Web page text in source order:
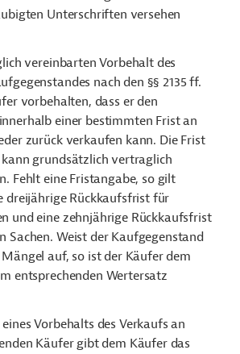
Unterschriften versehen
vereinbarten Vorbehalt des
nach den §§ 2135 ff.
vorbehalten, dass er den
einer bestimmten Frist an
zurück verkaufen kann. Die Frist
grundsätzlich vertraglich
Fehlt eine Fristangabe, so gilt
dreijährige Rückkaufsfrist für
und eine zehnjährige Rückkaufsfrist
Sachen. Weist der Kaufgegenstand
auf, so ist der Käufer dem
entsprechenden Wertersatz
Vorbehalts des Verkaufs an
Käufer gibt dem Käufer das